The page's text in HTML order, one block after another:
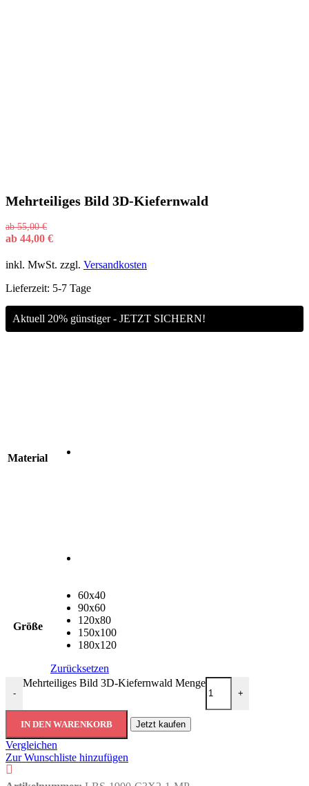
Mehrteiliges Bild 3D-Kiefernwald
ab55,00€
ab 44,00 €
inkl. MwSt. zzgl. Versandkosten
Lieferzeit: 5-7 Tage
Aktuell 20% günstiger - JETZT SICHERN!
Material
Größe
60x40
90x60
120x80
150x100
180x120
Zurücksetzen
-
Mehrteiliges Bild 3D-Kiefernwald Menge
+
IN DEN WARENKORB Jetzt kaufen
Vergleichen
Zur Wunschliste hinzufügen